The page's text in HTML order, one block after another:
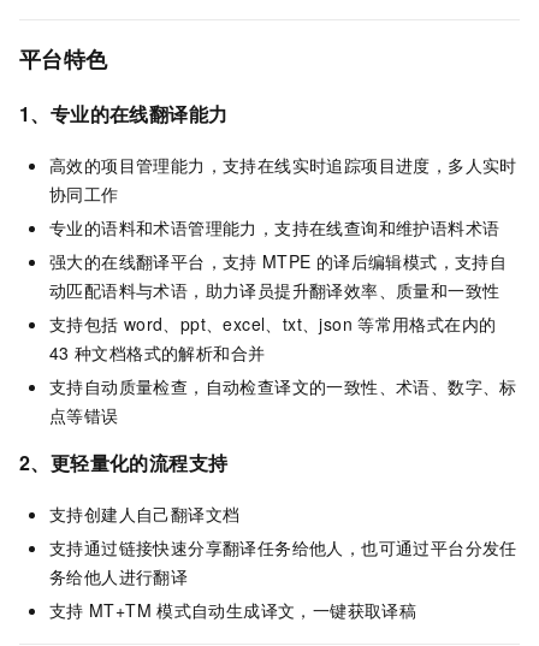
平台特色
1、专业的在线翻译能力
高效的项目管理能力，支持在线实时追踪项目进度，多人实时
协同工作
专业的语料和术语管理能力，支持在线查询和维护语料术语
强大的在线翻译平台，支持 MTPE 的译后编辑模式，支持自
动匹配语料与术语，助力译员提升翻译效率、质量和一致性
支持包括 word、ppt、excel、txt、json 等常用格式在内的
43 种文档格式的解析和合并
支持自动质量检查，自动检查译文的一致性、术语、数字、标
点等错误
2、更轻量化的流程支持
支持创建人自己翻译文档
支持通过链接快速分享翻译任务给他人，也可通过平台分发任
务给他人进行翻译
支持 MT+TM 模式自动生成译文，一键获取译稿